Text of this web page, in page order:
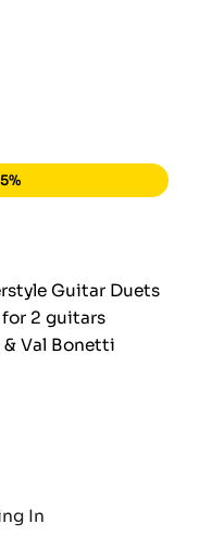
Guitar Duets
2 guitars
Val Bonetti
In